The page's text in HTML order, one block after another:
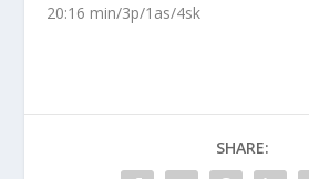
20:16 min/3p/1as/4sk
SHARE: